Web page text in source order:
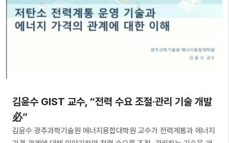
김윤수 GIST 교수, “전력 수요 조절·관리 기술 개발
必”
김윤수 광주과학기술원 에너지융합대학원 교수가 전력계통과 에너지